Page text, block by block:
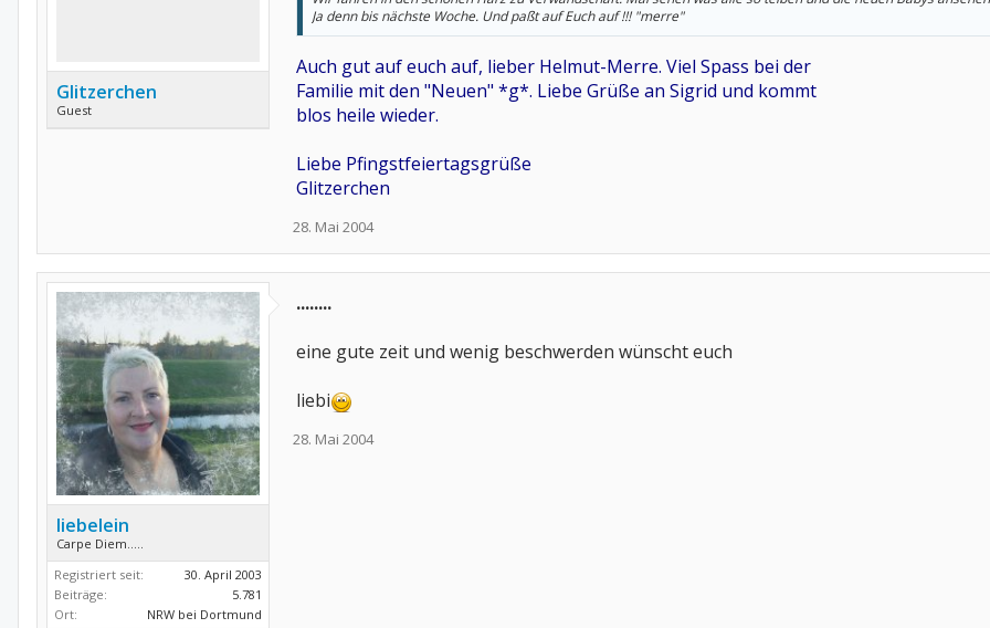
Glitzerchen
Guest
Ja denn bis nächste Woche. Und paßt auf Euch auf !!! "merre"
Auch gut auf euch auf, lieber Helmut-Merre. Viel Spass bei der
Familie mit den "Neuen" *g*. Liebe Grüße an Sigrid und kommt
blos heile wieder.
Liebe Pfingstfeiertagsgrüße
Glitzerchen
28. Mai 2004
liebelein
Carpe Diem.....
Registriert seit:
30. April 2003
Beiträge:
5.781
Ort:
NRW bei Dortmund
........
eine gute zeit und wenig beschwerden wünscht euch
liebi
28. Mai 2004